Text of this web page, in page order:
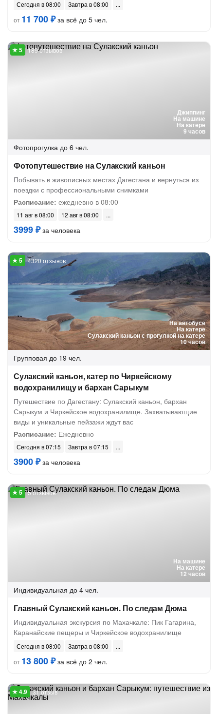
Сегодня в 08:00
Завтра в 08:00
от 11 700 ₽за всё до 5 чел.
Джиппинг
На машине
На катере
9 часов
189 отзывов
Фотопрогулка до 6 чел.
Фотопутешествие на Сулакский каньон
Побывать в живописных местах Дагестана и вернуться из
поездки с профессиональными снимками
Расписание: ежедневно в 08:00
11 авг в 08:00 12 авг в 08:00
3999 ₽за человека
На автобусе
На катере
Сулакский каньон с прогулкой на катере
10 часов
4320 отзывов
Групповая до 19 чел.
Сулакский каньон, катер по Чиркейскому
водохранилищу и бархан Сарыкум
Путешествие по Дагестану: Сулакский каньон, бархан
Сарыкум и Чиркейское водохранилище. Захватывающие
виды и уникальные пейзажи ждут вас
Расписание: Ежедневно
Сегодня в 07:15 Завтра в 07:15
3900 ₽за человека
На машине
На катере
12 часов
5 отзывов
Индивидуальная до 4 чел.
Главный Сулакский каньон. По следам Дюма
Индивидуальная экскурсия по Махачкале: Пик Гагарина,
Каранайские пещеры и Чиркейское водохранилище
Сегодня в 08:00
Завтра в 08:00
от 13 800 ₽за всё до 2 чел.
31 отзыв